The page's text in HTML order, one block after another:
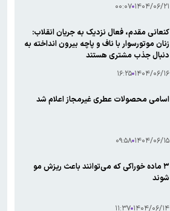
۱۴۰۴/۰۶/۲۱ ۰۰:۰۷
کنعانی مقدم، فعال نزدیک به جریان انقلاب:
زنان موتورسوار با ناف و پاچه بیرون انداخته به
دنبال جذب مشتری هستند
۱۴۰۴/۰۶/۱۶ ۱۶:۲۵
اسامی محصولات عطری غیرمجاز اعلام شد
۱۴۰۴/۰۶/۱۵ ۰۹:۵۸
۳ ماده خوراکی که می‌توانند باعث ریزش مو
شوند
۱۴۰۴/۰۶/۱۴ ۱۱:۳۷